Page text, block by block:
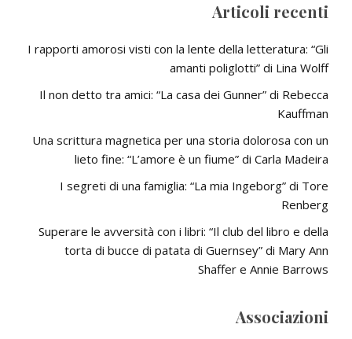
Articoli recenti
I rapporti amorosi visti con la lente della letteratura: “Gli
amanti poliglotti” di Lina Wolff
Il non detto tra amici: “La casa dei Gunner” di Rebecca
Kauffman
Una scrittura magnetica per una storia dolorosa con un
lieto fine: “L’amore è un fiume” di Carla Madeira
I segreti di una famiglia: “La mia Ingeborg” di Tore
Renberg
Superare le avversità con i libri: “Il club del libro e della
torta di bucce di patata di Guernsey” di Mary Ann
Shaffer e Annie Barrows
Associazioni